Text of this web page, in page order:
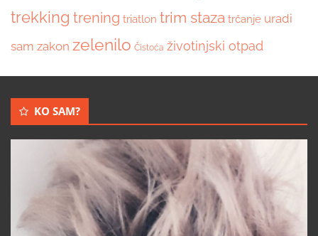
trekking trening triatlon trim staza trčanje uradi
sam zakon zelenilo Čistoća životinjski otpad
KO SAM?